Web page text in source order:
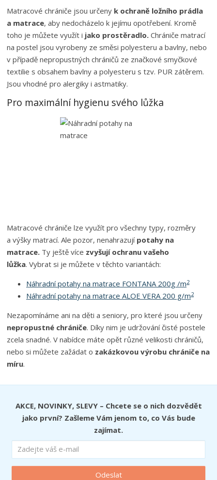
Matracové chrániče jsou určeny k ochraně ložního prádla
a matrace, aby nedocházelo k jejímu opotřebení. Kromě
toho je můžete využít i jako prostěradlo.Chrániče matrací
na postel jsou vyrobeny ze směsi polyesteru a bavlny, nebo
v případě nepropustných chráničů ze značkové smyčkové
textilie s obsahem bavlny a polyesteru s tzv. PUR zátěrem.
Jsou vhodnépro alergiky i astmatiky.
Pro maximální hygienu svého lůžka
Matracové chrániče lze využít pro všechny typy, rozměry
a výšky matrací. Ale pozor, nenahrazují potahy na
matrace. Ty ještě více zvyšují ochranu vašeho
lůžka. Vybrat si je můžete v těchto variantách:
Náhradní potahy na matrace FONTANA 200g /m2
Náhradní potahy na matrace ALOE VERA 200 g/m2
Nezapomínáme ani na děti a seniory, pro které jsou určeny
nepropustné chrániče. Díky nim je udržování čisté postele
zcela snadné. V nabídce máte opět různé velikosti chráničů,
nebo si můžete zažádat o zakázkovou výrobu chrániče na
míru.
AKCE, NOVINKY, SLEVY – Chcete se o nich dozvědět
jako první? Zašleme Vám jenom to, co Vás bude
zajímat.
Odeslat